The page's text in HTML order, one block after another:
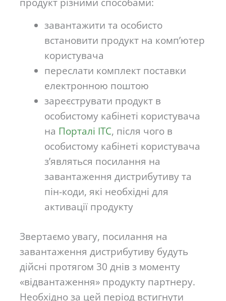
продукт різними способами:
завантажити та особисто
встановити продукт на комп’ютер
користувача
переслати комплект поставки
електронною поштою
зареєструвати продукт в
особистому кабінеті користувача
на Порталі ІТС, після чого в
особистому кабінеті користувача
з’являться посилання на
завантаження дистрибутиву та
пін-коди, які необхідні для
активації продукту
Звертаємо увагу, посилання на
завантаження дистрибутиву будуть
дійсні протягом 30 днів з моменту
«відвантаження» продукту партнеру.
Необхідно за цей період встигнути